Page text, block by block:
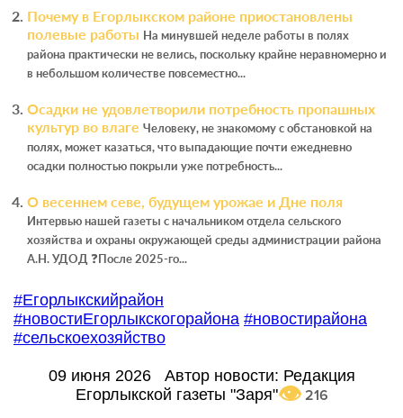
Почему в Егорлыкском районе приостановлены
полевые работы На минувшей неделе работы в полях
района практически не велись, поскольку крайне неравномерно и
в небольшом количестве повсеместно...
Осадки не удовлетворили потребность пропашных
культур во влаге Человеку, не знакомому с обстановкой на
полях, может казаться, что выпадающие почти ежедневно
осадки полностью покрыли уже потребность...
О весеннем севе, будущем урожае и Дне поля
Интервью нашей газеты с начальником отдела сельского
хозяйства и охраны окружающей среды администрации района
А.Н. УДОД ❓После 2025-го...
#Егорлыкскийрайон
#новостиЕгорлыкскогорайона #новостирайона
#сельскоехозяйство
09 июня 2026 Автор новости: Редакция
Егорлыкской газеты "Заря"
216